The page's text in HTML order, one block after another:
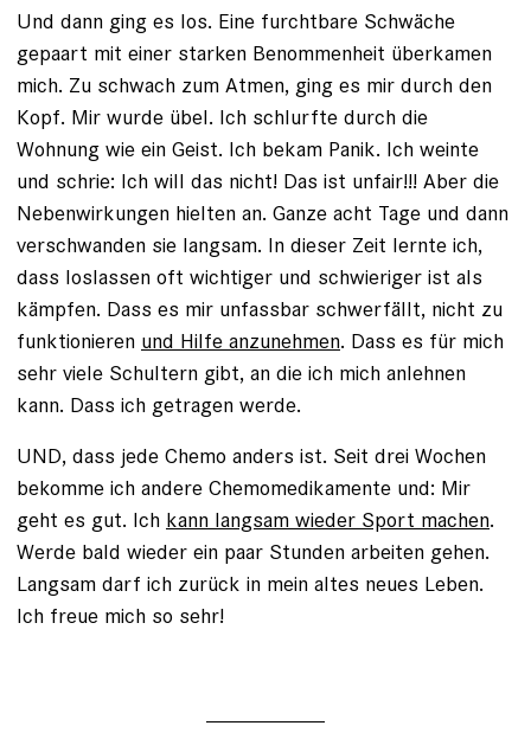
Und dann ging es los. Eine furchtbare Schwäche
gepaart mit einer starken Benommenheit überkamen
mich. Zu schwach zum Atmen, ging es mir durch den
Kopf. Mir wurde übel. Ich schlurfte durch die
Wohnung wie ein Geist. Ich bekam Panik. Ich weinte
und schrie: Ich will das nicht! Das ist unfair!!! Aber die
Nebenwirkungen hielten an. Ganze acht Tage und dann
verschwanden sie langsam. In dieser Zeit lernte ich,
dass loslassen oft wichtiger und schwieriger ist als
kämpfen. Dass es mir unfassbar schwerfällt, nicht zu
funktionieren und Hilfe anzunehmen. Dass es für mich
sehr viele Schultern gibt, an die ich mich anlehnen
kann. Dass ich getragen werde.
UND, dass jede Chemo anders ist. Seit drei Wochen
bekomme ich andere Chemomedikamente und: Mir
geht es gut. Ich kann langsam wieder Sport machen.
Werde bald wieder ein paar Stunden arbeiten gehen.
Langsam darf ich zurück in mein altes neues Leben.
Ich freue mich so sehr!